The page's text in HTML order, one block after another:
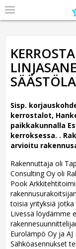
Sisp.
kerrostalot,
paikkakunnalla
kerroksessa. .
arvioitu
Rakennuttaja oli
Consulting Oy oli
Pook
toisia yrityksiä
Livessä löydämme
Eurolämpö Oy ja
Sähköasennukset